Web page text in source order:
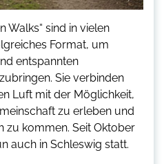
Walks“ sind in vielen
Format, um
entspannten
Sie verbinden
Luft mit der Möglichkeit,
zu erleben und
zu kommen. Seit Oktober
auch in Schleswig statt.